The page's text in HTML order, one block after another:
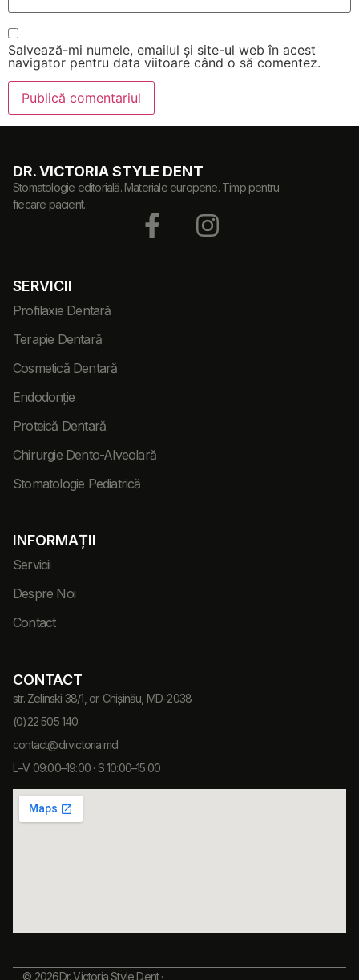
Salvează-mi numele, emailul și site-ul web în acest
navigator pentru data viitoare când o să comentez.
DR. VICTORIA STYLE DENT
Stomatologie editorială. Materiale europene. Timp pentru
fiecare pacient.
SERVICII
Profilaxie Dentară
Terapie Dentară
Cosmetică Dentară
Endodonție
Proteică Dentară
Chirurgie Dento-Alveolară
Stomatologie Pediatrică
INFORMAȚII
Servicii
Despre Noi
Contact
CONTACT
str. Zelinski 38/1, or. Chișinău, MD-2038
(0)22 505 140
contact@drvictoria.md
L–V 09:00–19:00 · S 10:00–15:00
© 2026Dr. Victoria Style Dent ·